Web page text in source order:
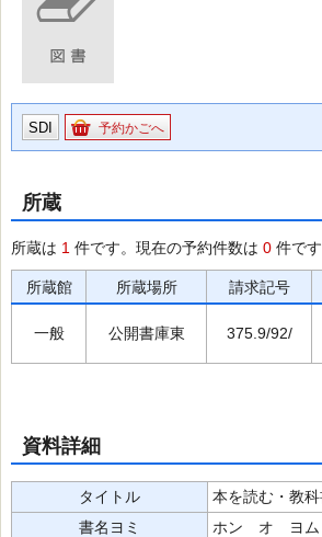
SDI 予約かごへ
所蔵
所蔵は 1 件です。現在の予約件数は 0 件です
所蔵館 所蔵場所 請求記号
一般 公開書庫東 375.9/92/
資料詳細
タイトル
本を読む・教科
書名ヨミ
ホン オ ヨ